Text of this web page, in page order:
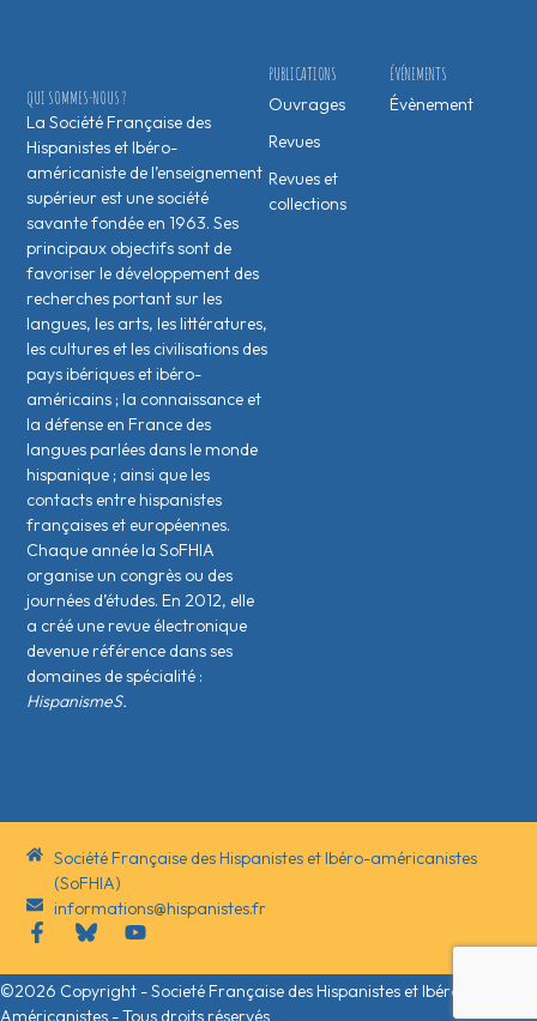
ÉVÉNEMENTS
Évènement
PUBLICATIONS
Ouvrages
Revues
Revues et
collections
QUI SOMMES-NOUS ?
La Société Française des
Hispanistes et Ibéro-
américaniste de l’enseignement
supérieur est une société
savante fondée en 1963. Ses
principaux objectifs sont de
favoriser le développement des
recherches portant sur les
langues, les arts, les littératures,
les cultures et les civilisations des
pays ibériques et ibéro-
américains ; la connaissance et
la défense en France des
langues parlées dans le monde
hispanique ; ainsi que les
contacts entre hispanistes
français·es et européen·nes.
Chaque année la SoFHIA
organise un congrès ou des
journées d’études. En 2012, elle
a créé une revue électronique
devenue référence dans ses
domaines de spécialité :
HispanismeS.
Société Française des Hispanistes et Ibéro-américanistes
(SoFHIA)
informations@hispanistes.fr
©2026 Copyright - Societé Française des Hispanistes et Ibéro-